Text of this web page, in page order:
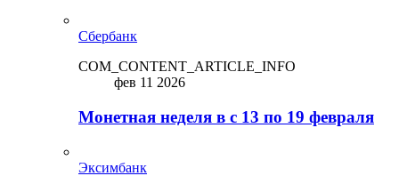
Сбербанк
COM_CONTENT_ARTICLE_INFO
фев 11 2026
Монетная неделя в с 13 по 19 февраля
Эксимбанк